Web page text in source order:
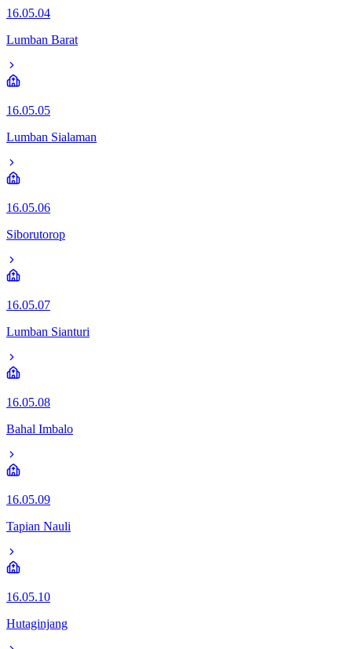
16.05.04
Lumban Barat
16.05.05
Lumban Sialaman
16.05.06
Siborutorop
16.05.07
Lumban Sianturi
16.05.08
Bahal Imbalo
16.05.09
Tapian Nauli
16.05.10
Hutaginjang